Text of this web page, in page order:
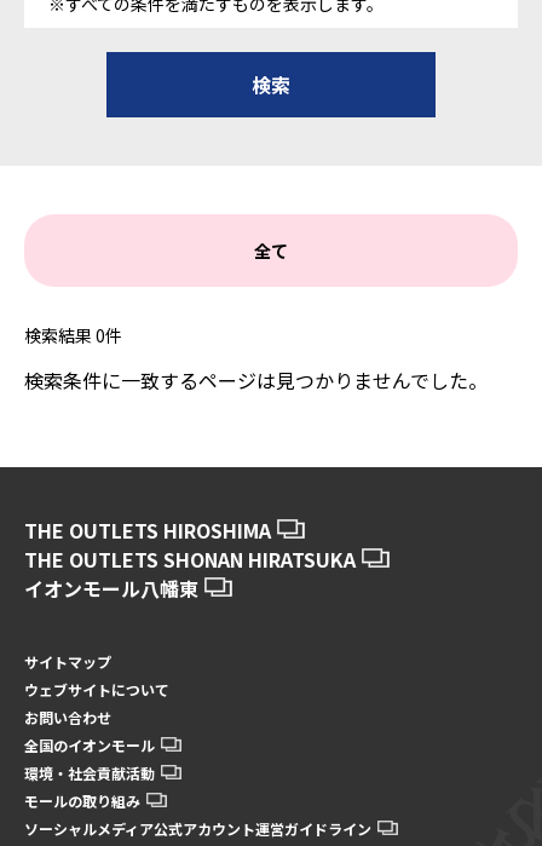
全て
検索結果 0件
検索条件に一致するページは見つかりませんでした。
THE OUTLETS HIROSHIMA
THE OUTLETS SHONAN HIRATSUKA
イオンモール八幡東
サイトマップ
ウェブサイトについて
お問い合わせ
全国のイオンモール
環境・社会貢献活動
モールの取り組み
ソーシャルメディア公式アカウント運営ガイドライン